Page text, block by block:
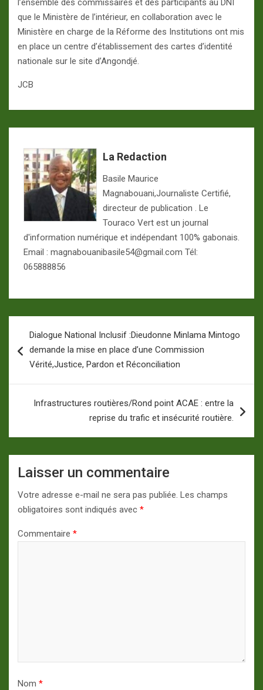
l’ensemble des commissaires et des participants au DNI
que le Ministère de l’intérieur, en collaboration avec le
Ministère en charge de la Réforme des Institutions ont mis
en place un centre d’établissement des cartes d’identité
nationale sur le site d’Angondjé.
JCB
La Redaction
Basile Maurice
Magnabouani,Journaliste Certifié,
directeur de publication . Le
Touraco Vert est un journal
d'information numérique et indépendant 100% gabonais.
Email : magnabouanibasile54@gmail.com Tél:
065888856
de
l’article
Dialogue National Inclusif :Dieudonne Minlama Mintogo
demande la mise en place d’une Commission
Vérité,Justice, Pardon et Réconciliation
Infrastructures routières/Rond point ACAE : entre la
reprise du trafic et insécurité routière.
Laisser un commentaire
Votre adresse e-mail ne sera pas publiée. Les champs
obligatoires sont indiqués avec *
Commentaire *
Nom *